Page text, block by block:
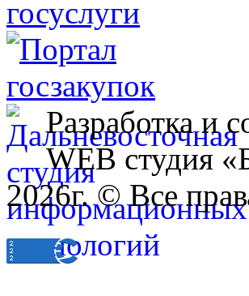
Разработка и
WEB студия
2026г. © Все